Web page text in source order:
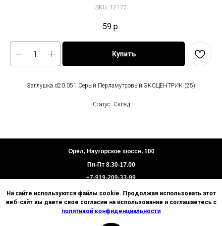
SKU: 12177
59 р.
Купить
Заглушка d20.051 Серый Перламутровый ЭКСЦЕНТРИК (25)
Статус: Склад
На сайте используются файлы cookie. Продолжая использовать этот
веб-сайт вы даете свое согласие на использование и соглашаетесь с
политикой конфиденциальности
Политика конфиденциальности
Пользовательское соглашение
Орёл, Наугорское шоссе, 100
Пн-Пт 8.30-17.00
+7-919-209-33-99